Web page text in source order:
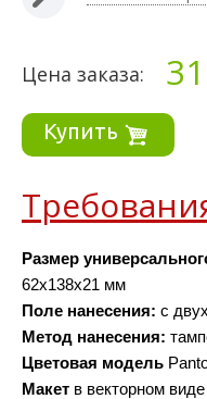
Цена заказа:
Купить
62x138x21 мм
Поле нанесения: с
Метод нанесения:
Цветовая модель
Макет в векторном виде